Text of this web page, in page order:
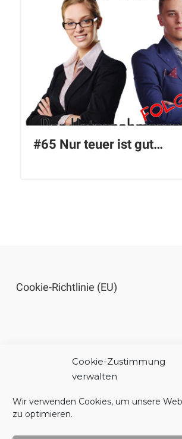
Cookie-Zustimmung
verwalten
Wir verwenden Cookies, um unsere
zu optimieren.
#65 Nur teuer ist gut…
Cookie-Richtlinie (EU)